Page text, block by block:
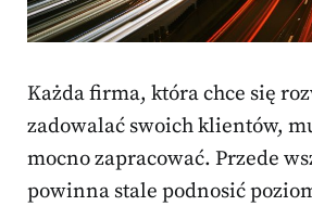
Każda firma, która chce się
zadowalać swoich klientów,
mocno zapracować. Przede
powinna stale podnosić